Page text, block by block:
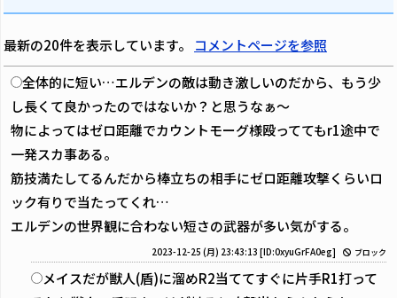
最新の20件を表示しています。 コメントページを参照
全体的に短い…エルデンの敵は動き激しいのだから、もう少
し長くて良かったのではないか？と思うなぁ～
物によってはゼロ距離でカウントモーグ様殴っててもr1途中で
一発スカ事ある。
筋技満たしてるんだから棒立ちの相手にゼロ距離攻撃くらいロ
ック有りで当たってくれ…
エルデンの世界観に合わない短さの武器が多い気がする。
2023-12-25 (月) 23:43:13 [ID:0xyuGrFA0eg] ブロック
メイスだが獣人(盾)に溜めR2当ててすぐに片手R1打って